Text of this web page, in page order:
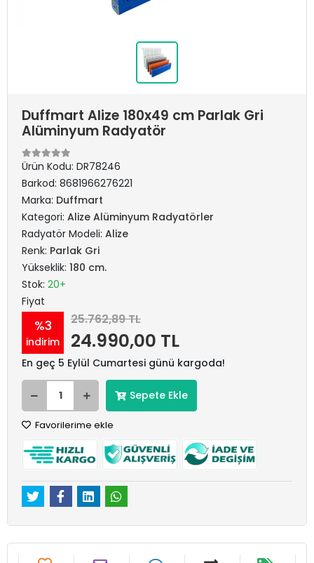
Duffmart Alize 180x49 cm Parlak Gri
Alüminyum Radyatör
Ürün Kodu: DR78246
Barkod: 8681966276221
Marka: Duffmart
Kategori: Alize Alüminyum Radyatörler
Radyatör Modeli: Alize
Renk: Parlak Gri
Yükseklik: 180 cm.
Stok: 20+
Fiyat
%3
indirim
25.762,89 TL
24.990,00 TL
En geç 5 Eylül Cumartesi günü kargoda!
Sepete Ekle
Favorilerime ekle